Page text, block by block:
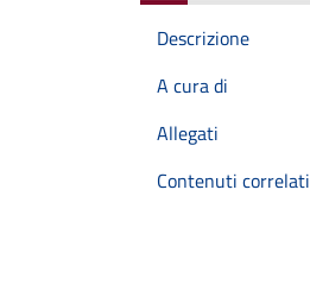
Descrizione
A cura di
Allegati
Contenuti correlati